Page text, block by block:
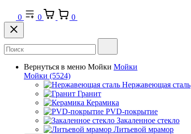
0 0 0
Вернуться в меню Мойки Мойки
Мойки (5524)
Нержавеющая сталь
Гранит
Керамика
PVD-покрытие
Закаленное стекло
Литьевой мрамор